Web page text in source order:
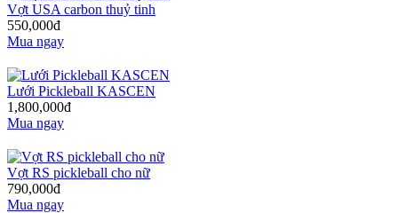
Vợt USA carbon thuỷ tinh
550,000đ
Mua ngay
Lưới Pickleball KASCEN
1,800,000đ
Mua ngay
Vợt RS pickleball cho nữ
790,000đ
Mua ngay